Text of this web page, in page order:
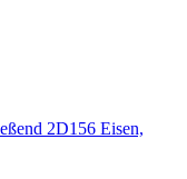
2D156 Eisen,